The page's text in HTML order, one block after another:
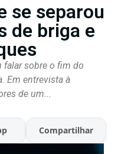
se separou
de briga e
falar sobre o fim do
Em entrevista à
de um...
Compartilhar